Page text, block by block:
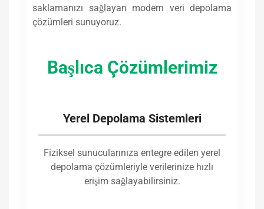
saklamanızı sağlayan modern veri depolama
çözümleri sunuyoruz.
Başlıca Çözümlerimiz
Yerel Depolama Sistemleri
Fiziksel sunucularınıza entegre edilen yerel
depolama çözümleriyle verilerinize hızlı
erişim sağlayabilirsiniz.